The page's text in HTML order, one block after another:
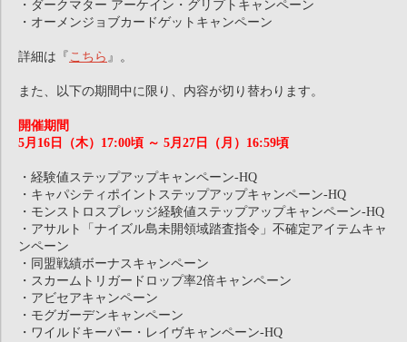
・ダークマター アーケイン・グリプトキャンペーン
・オーメンジョブカードゲットキャンペーン
詳細は『 こちら 』。
また、以下の期間中に限り、内容が切り替わります。
開催期間
5月16日（木）17:00頃 ～ 5月27日（月）16:59頃
・経験値ステップアップキャンペーン-HQ
・キャパシティポイントステップアップキャンペーン-HQ
・モンストロスプレッジ経験値ステップアップキャンペーン-HQ
・アサルト「ナイズル島未開領域踏査指令」不確定アイテムキャ
ンペーン
・同盟戦績ボーナスキャンペーン
・スカームトリガードロップ率2倍キャンペーン
・アビセアキャンペーン
・モグガーデンキャンペーン
・ワイルドキーパー・レイヴキャンペーン-HQ